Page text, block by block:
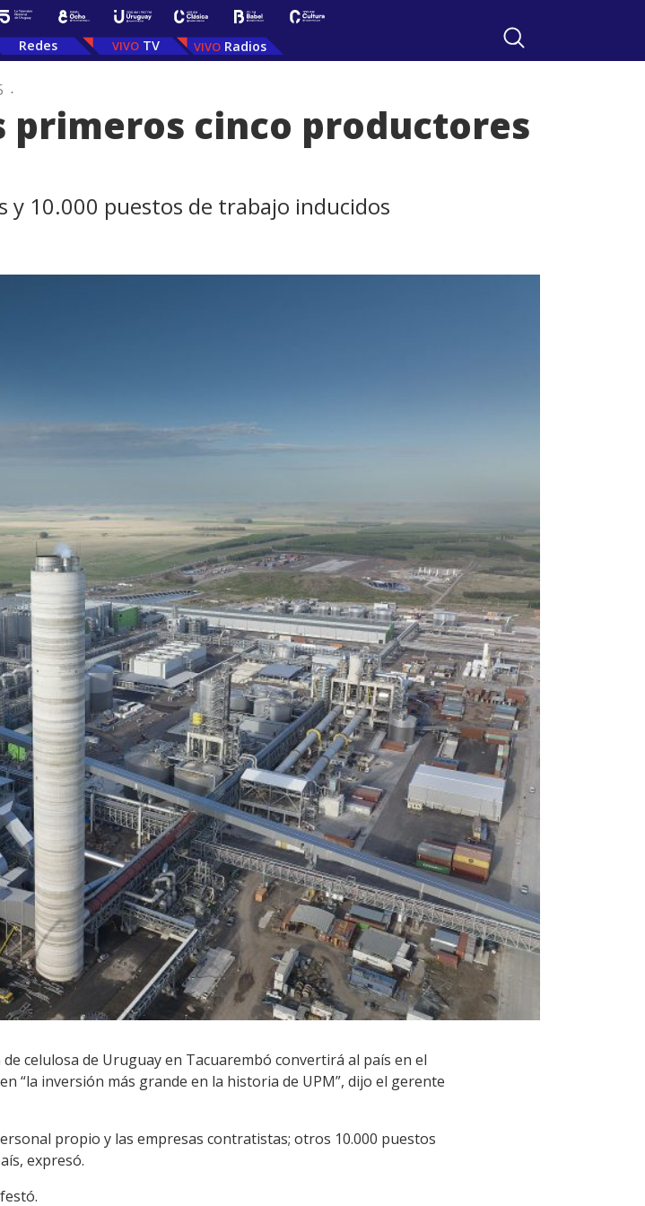
Redes TV Radios
.
cinco productores
y 10.000 puestos de trabajo inducidos
celulosa de Uruguay en Tacuarembó convertirá al país en el
“la inversión más grande en la historia de UPM”, dijo el gerente
propio y las empresas contratistas; otros 10.000 puestos
expresó.